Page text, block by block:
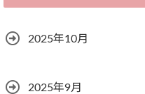
2025年10月
2025年9月